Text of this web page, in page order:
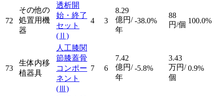
72
その他の
処置用機
器
透析開
始・終了
セット
(Ⅱ)
4 3
8.29
億円/
年
-38.0%
88
円/個 100.0%
73
生体内移
植器具
人工膝関
節膝蓋骨
コンポー
ネント
(Ⅲ)
7 6
7.42
億円/
年
-5.8%
3.43
万円/
個
0.9%